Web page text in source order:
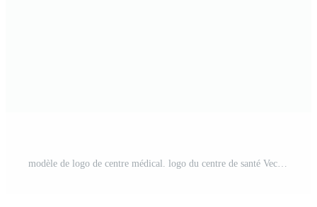
modèle de logo de centre médical. logo du centre de santé Vecteur Pro